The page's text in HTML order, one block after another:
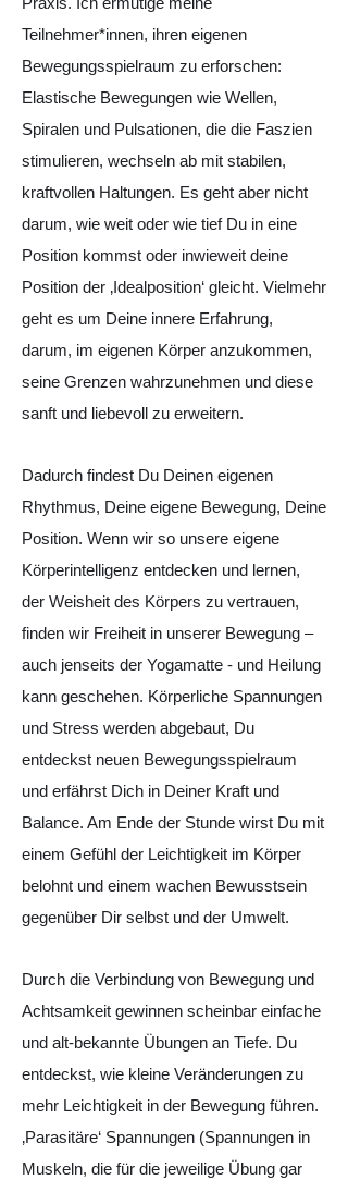
Teilnehmer*innen, ihren eigenen
Bewegungsspielraum zu erforschen:
Elastische Bewegungen wie Wellen,
Spiralen und Pulsationen, die die Faszien
stimulieren, wechseln ab mit stabilen,
kraftvollen Haltungen. Es geht aber nicht
darum, wie weit oder wie tief Du in eine
Position kommst oder inwieweit deine
Position der ‚Idealposition‘ gleicht. Vielmehr
geht es um Deine innere Erfahrung,
darum, im eigenen Körper anzukommen,
seine Grenzen wahrzunehmen und diese
sanft und liebevoll zu erweitern.
Dadurch findest Du Deinen eigenen
Rhythmus, Deine eigene Bewegung, Deine
Position. Wenn wir so unsere eigene
Körperintelligenz entdecken und lernen,
der Weisheit des Körpers zu vertrauen,
finden wir Freiheit in unserer Bewegung –
auch jenseits der Yogamatte - und Heilung
kann geschehen. Körperliche Spannungen
und Stress werden abgebaut, Du
entdeckst neuen Bewegungsspielraum
und erfährst Dich in Deiner Kraft und
Balance. Am Ende der Stunde wirst Du mit
einem Gefühl der Leichtigkeit im Körper
belohnt und einem wachen Bewusstsein
gegenüber Dir selbst und der Umwelt.
Durch die Verbindung von Bewegung und
Achtsamkeit gewinnen scheinbar einfache
und alt-bekannte Übungen an Tiefe. Du
entdeckst, wie kleine Veränderungen zu
mehr Leichtigkeit in der Bewegung führen.
‚Parasitäre‘ Spannungen (Spannungen in
Muskeln, die für die jeweilige Übung gar